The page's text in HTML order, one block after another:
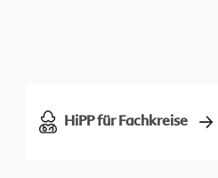
HiPP für Fachkreise